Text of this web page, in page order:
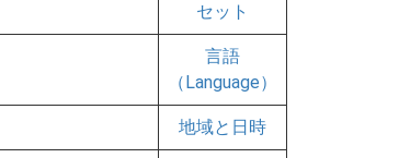
セット
言語
（Language）
地域と日時